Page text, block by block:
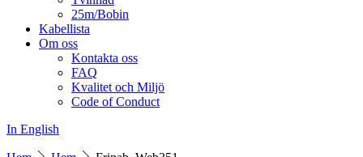
25m/Bobin
Kabellista
Om oss
Kontakta oss
FAQ
Kvalitet och Miljö
Code of Conduct
In English